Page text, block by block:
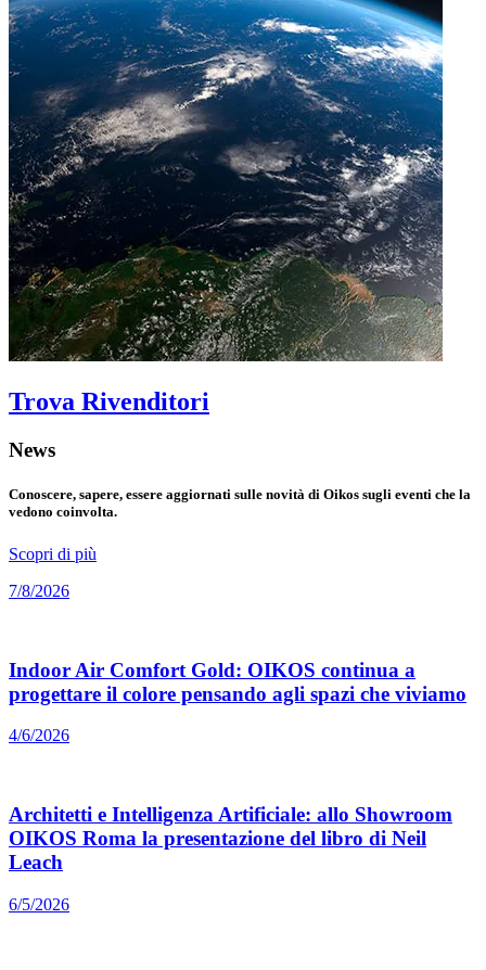
Trova Rivenditori
News
Conoscere, sapere, essere aggiornati sulle novità di Oikos sugli eventi che la
vedono coinvolta.
Scopri di più
7/8/2026
Indoor Air Comfort Gold: OIKOS continua a
progettare il colore pensando agli spazi che viviamo
4/6/2026
Architetti e Intelligenza Artificiale: allo Showroom
OIKOS Roma la presentazione del libro di Neil
Leach
6/5/2026